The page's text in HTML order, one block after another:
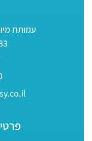
עמותת
83 מעלה